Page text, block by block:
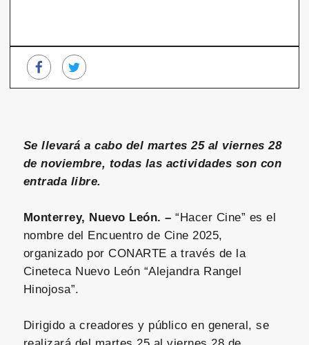
Se llevará a cabo del martes 25 al viernes 28
de noviembre, todas las actividades son con
entrada libre.
Monterrey, Nuevo León. – “Hacer Cine” es el
nombre del Encuentro de Cine 2025,
organizado por CONARTE a través de la
Cineteca Nuevo León “Alejandra Rangel
Hinojosa”.
Dirigido a creadores y público en general, se